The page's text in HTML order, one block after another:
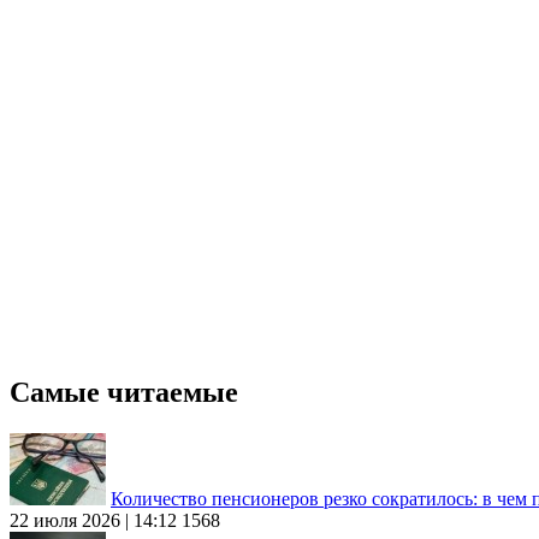
Самые читаемые
Количество пенсионеров резко сократилось: в чем
22 июля 2026 | 14:12 1568